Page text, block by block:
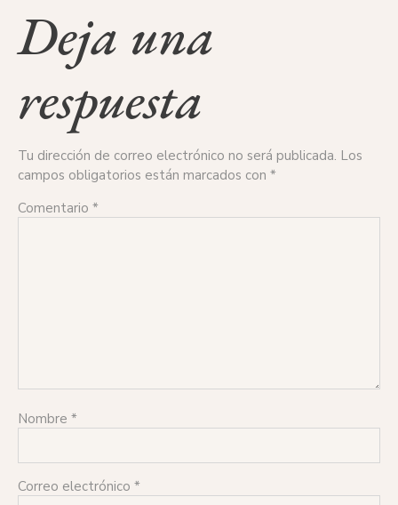
Deja una
respuesta
Tu dirección de correo electrónico no será publicada. Los
campos obligatorios están marcados con *
Comentario *
Nombre *
Correo electrónico *